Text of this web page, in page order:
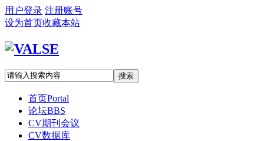
用户登录 注册账号
设为首页收藏本站
搜索
首页Portal
论坛BBS
CV期刊会议
CV数据库